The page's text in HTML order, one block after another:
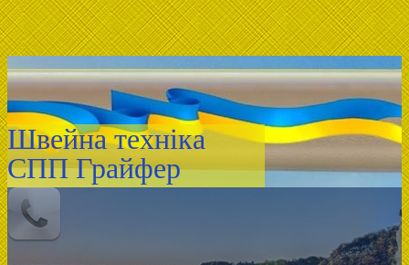
Швейна техніка
СПП Грайфер